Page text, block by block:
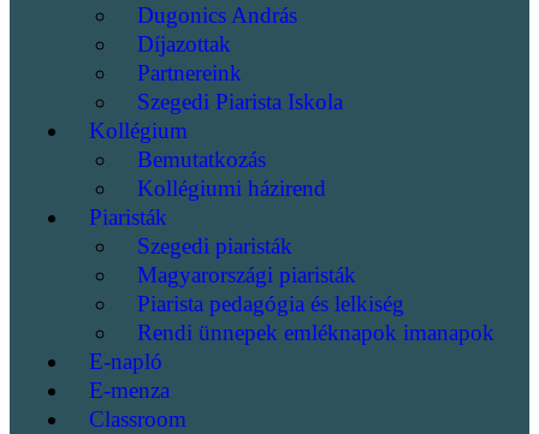
Dugonics András
Díjazottak
Partnereink
Szegedi Piarista Iskola
Kollégium
Bemutatkozás
Kollégiumi házirend
Piaristák
Szegedi piaristák
Magyarországi piaristák
Piarista pedagógia és lelkiség
Rendi ünnepek emléknapok imanapok
E-napló
E-menza
Classroom